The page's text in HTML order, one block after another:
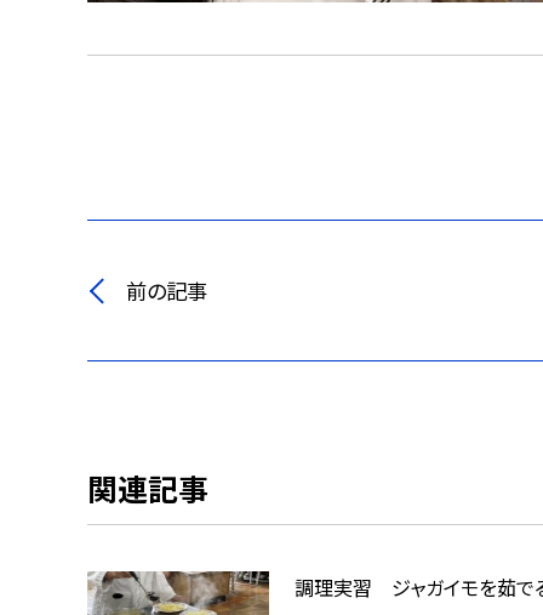
前の記事
関連記事
調理実習 ジャガイモを茹で